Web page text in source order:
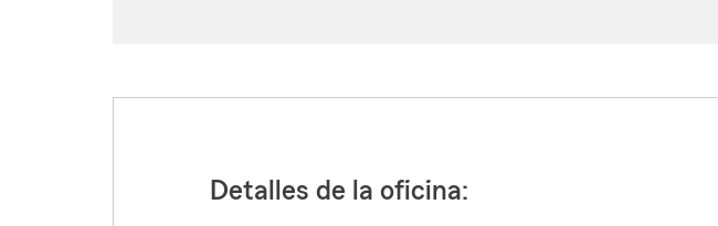
Detalles de la oficina: